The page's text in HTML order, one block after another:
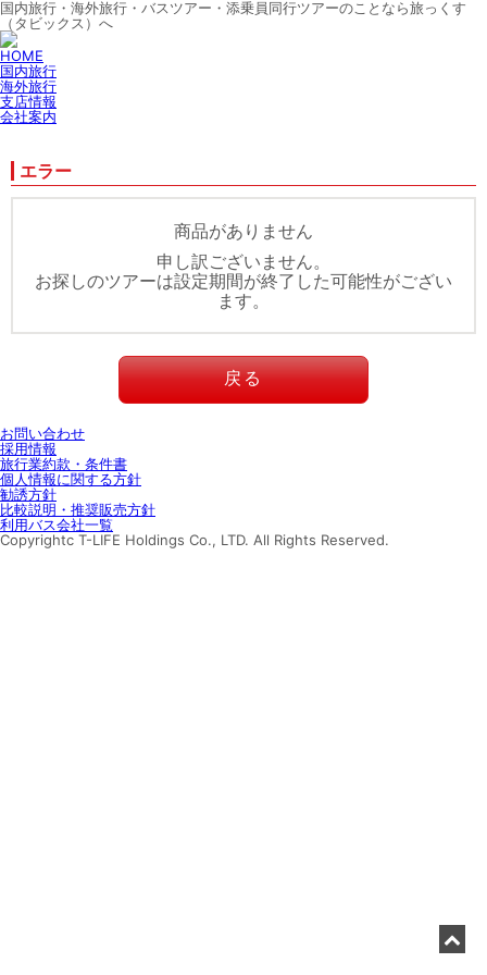
国内旅行・海外旅行・バスツアー・添乗員同行ツアーのことなら旅っくす
（タビックス）へ
HOME
国内旅行
海外旅行
支店情報
会社案内
エラー
商品がありません
申し訳ございません。
お探しのツアーは設定期間が終了した可能性がござい
ます。
戻る
お問い合わせ
採用情報
旅行業約款・条件書
個人情報に関する方針
勧誘方針
比較説明・推奨販売方針
利用バス会社一覧
Copyrightc T-LIFE Holdings Co., LTD. All Rights Reserved.